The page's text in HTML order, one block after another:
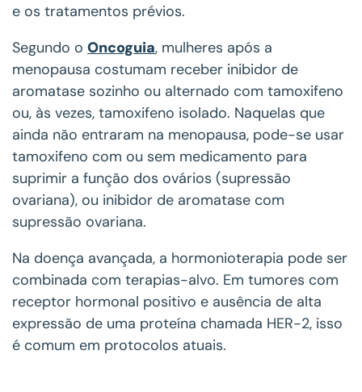
e os tratamentos prévios.
Segundo o Oncoguia, mulheres após a
menopausa costumam receber inibidor de
aromatase sozinho ou alternado com tamoxifeno
ou, às vezes, tamoxifeno isolado. Naquelas que
ainda não entraram na menopausa, pode-se usar
tamoxifeno com ou sem medicamento para
suprimir a função dos ovários (supressão
ovariana), ou inibidor de aromatase com
supressão ovariana.
Na doença avançada, a hormonioterapia pode ser
combinada com terapias-alvo. Em tumores com
receptor hormonal positivo e ausência de alta
expressão de uma proteína chamada HER-2, isso
é comum em protocolos atuais.